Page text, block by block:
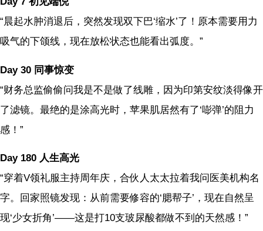
“晨起水肿消退后，突然发现双下巴‘缩水’了！原本需要用力
吸气的下颌线，现在放松状态也能看出弧度。”
Day 30 同事惊变
“财务总监偷偷问我是不是做了线雕，因为印第安纹淡得像开
了滤镜。最绝的是涂高光时，苹果肌居然有了‘嘭弹’的阻力
感！”
Day 180 人生高光
“穿着V领礼服主持周年庆，合伙人太太拉着我问医美机构名
字。回家照镜发现：从前需要修容的‘腮帮子’，现在自然呈
现‘少女折角’——这是打10支玻尿酸都做不到的天然感！”